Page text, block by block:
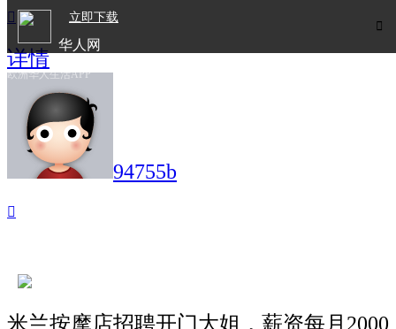

立即下载
华人网
欧洲华人生活APP

详情
94755b

米兰按摩店招聘开门大姐，薪资每月2000